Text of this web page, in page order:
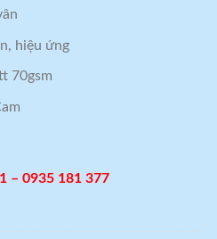
hiệu ứng
70gsm
– 0935 181 377